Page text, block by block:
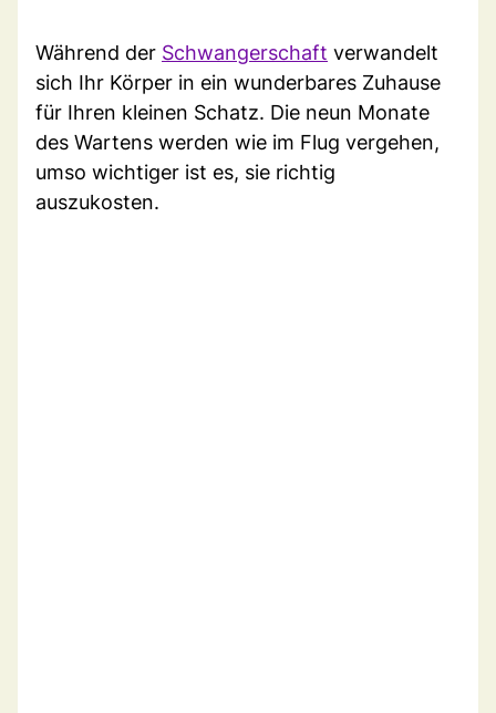
Während der Schwangerschaft verwandelt
sich Ihr Körper in ein wunderbares Zuhause
für Ihren kleinen Schatz. Die neun Monate
des Wartens werden wie im Flug vergehen,
umso wichtiger ist es, sie richtig
auszukosten.